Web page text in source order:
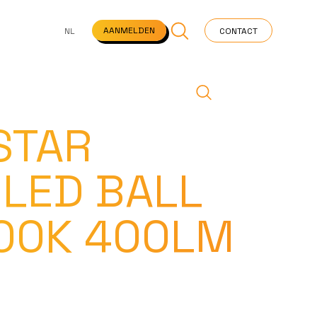
VEELGESTELDE VRAGEN STARTPAGINA NEWS
NL AANMELDEN CONTACT
BALL
400LM